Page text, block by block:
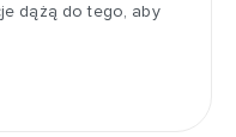
dążą do tego, aby